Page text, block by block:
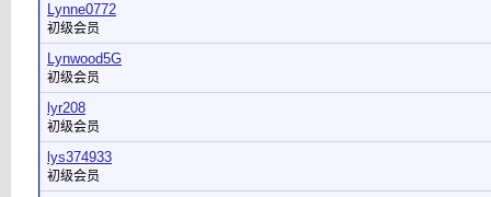
Lynne0772
初级会员
Lynwood5G
初级会员
lyr208
初级会员
lys374933
初级会员